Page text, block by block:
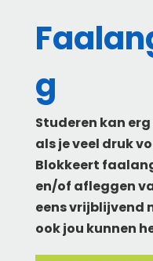
g
Studeren kan
als je veel druk
Blokkeert
en/of afleggen
eens vrijblijvend
ook jou kunnen